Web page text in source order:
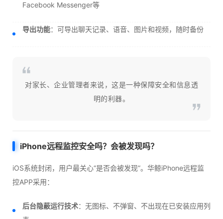
Facebook Messenger等
导出功能：可导出聊天记录、语音、图片和视频，随时备份
对家长、企业管理者来说，这是一种保障安全和信息透
明的利器。
iPhone远程监控安全吗？会被发现吗？
iOS系统封闭，用户最关心“是否会被发现”。华鲸iPhone远程监
控APP采用：
后台隐蔽运行技术：无图标、不弹窗、不出现在已安装应用列